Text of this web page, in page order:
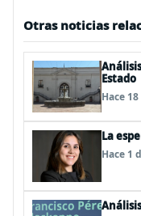
Otras noticias
Estado
Hace
La
Hace 1